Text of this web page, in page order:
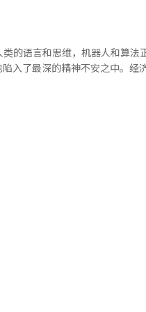
力中国的制造基础设施与美国市
纯按照当前AI代理的需求无限扩
合理。”但他也指出，“尽管如
与AI的共存》为主题，分析人
时代，NVIDIA对全球基础设施
上崭
的语言和思维，机器人和算法
入了最深的精神不安之中。经
范围内蔓延。 战争依然没有结